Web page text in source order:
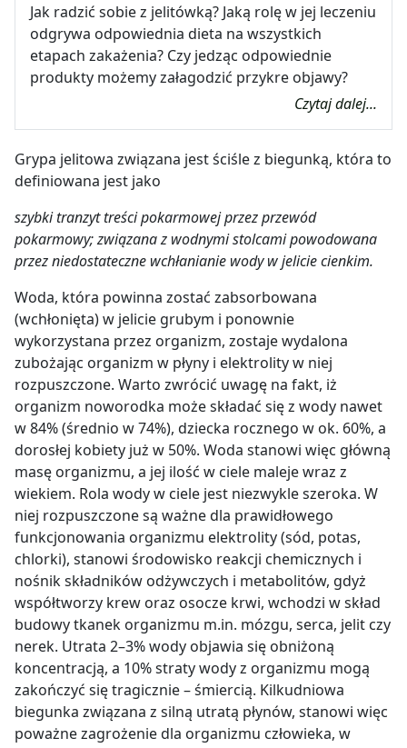
Jak radzić sobie z jelitówką? Jaką rolę w jej leczeniu
odgrywa odpowiednia dieta na wszystkich
etapach zakażenia? Czy jedząc odpowiednie
produkty możemy załagodzić przykre objawy?
Czytaj dalej...
Grypa jelitowa związana jest ściśle z biegunką, która to
definiowana jest jako
szybki tranzyt treści pokarmowej przez przewód
pokarmowy; związana z wodnymi stolcami powodowana
przez niedostateczne wchłanianie wody w jelicie cienkim.
Woda, która powinna zostać zabsorbowana
(wchłonięta) w jelicie grubym i ponownie
wykorzystana przez organizm, zostaje wydalona
zubożając organizm w płyny i elektrolity w niej
rozpuszczone. Warto zwrócić uwagę na fakt, iż
organizm noworodka może składać się z wody nawet
w 84% (średnio w 74%), dziecka rocznego w ok. 60%, a
dorosłej kobiety już w 50%. Woda stanowi więc główną
masę organizmu, a jej ilość w ciele maleje wraz z
wiekiem. Rola wody w ciele jest niezwykle szeroka. W
niej rozpuszczone są ważne dla prawidłowego
funkcjonowania organizmu elektrolity (sód, potas,
chlorki), stanowi środowisko reakcji chemicznych i
nośnik składników odżywczych i metabolitów, gdyż
współtworzy krew oraz osocze krwi, wchodzi w skład
budowy tkanek organizmu m.in. mózgu, serca, jelit czy
nerek. Utrata 2–3% wody objawia się obniżoną
koncentracją, a 10% straty wody z organizmu mogą
zakończyć się tragicznie – śmiercią. Kilkudniowa
biegunka związana z silną utratą płynów, stanowi więc
poważne zagrożenie dla organizmu człowieka, w